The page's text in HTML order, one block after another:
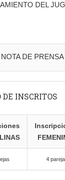
DEL
NOTA DE
INSCRITOS
4